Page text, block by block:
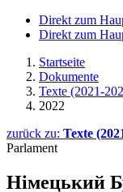
Direkt zum
Direkt zum
Startseite
Dokumente
Texte (2021-
2022
zurück zu: Texte
Parlament
Німецький